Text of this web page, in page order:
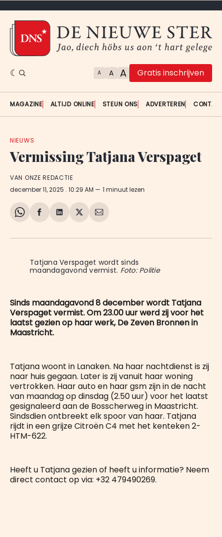
A A A Gratis inschrijven
MAGAZINE ALTIJD ONLINE STEUN ONS ADVERTEREN
NIEUWS
Vermissing Tatjana Verspaget
VAN ONZE REDACTIE
december 11, 2025 . 10:29 AM 1 minuut lezen
Share
WhatsApp
Delen
Facebook
Delen
LinkedIn
Share
X
Deel
E-
Tatjana Verspaget wordt sinds
maandagavond vermist. Foto: Politie
Sinds maandagavond 8 december wordt Tatjana
Verspaget vermist. Om 23.00 uur werd zij voor het
laatst gezien op haar werk, De Zeven Bronnen in
Maastricht.
Tatjana woont in Lanaken. Na haar nachtdienst is zij
naar huis gegaan. Later is zij vanuit haar woning
vertrokken. Haar auto en haar gsm zijn in de nacht
van maandag op dinsdag (2.50 uur) voor het laatst
gesignaleerd aan de Bosscherweg in Maastricht.
Sindsdien ontbreekt elk spoor van haar. Tatjana
rijdt in een grijze Citroën C4 met het kenteken 2-
HTM-622.
Heeft u Tatjana gezien of heeft u informatie? Neem
direct contact op via: +32 479490269.